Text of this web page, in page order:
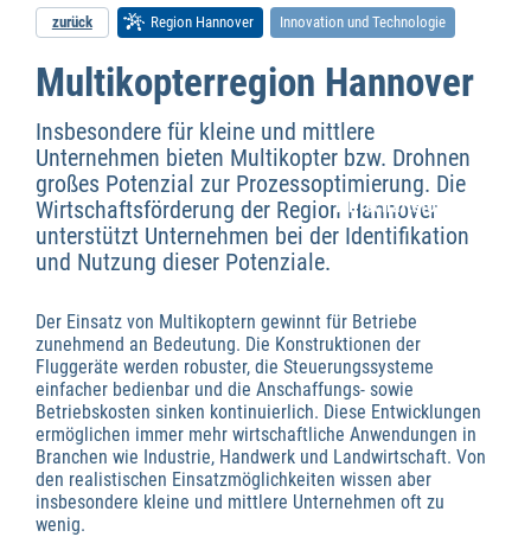
Wirtschaftsförderung
zurück Region Hannover Innovation und Technologie
Multikopterregion Hannover
Insbesondere für kleine und mittlere
Unternehmen bieten Multikopter bzw. Drohnen
großes Potenzial zur Prozessoptimierung. Die
Wirtschaftsförderung der Region Hannover
unterstützt Unternehmen bei der Identifikation
und Nutzung dieser Potenziale.
Der Einsatz von Multikoptern gewinnt für Betriebe
zunehmend an Bedeutung. Die Konstruktionen der
Fluggeräte werden robuster, die Steuerungssysteme
einfacher bedienbar und die Anschaffungs- sowie
Betriebskosten sinken kontinuierlich. Diese Entwicklungen
ermöglichen immer mehr wirtschaftliche Anwendungen in
Branchen wie Industrie, Handwerk und Landwirtschaft. Von
den realistischen Einsatzmöglichkeiten wissen aber
insbesondere kleine und mittlere Unternehmen oft zu
wenig.